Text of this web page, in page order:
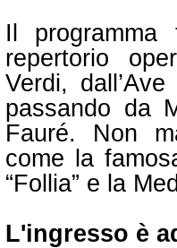
Il
repertorio
Verdi,
passando da
Fauré. Non
come la
“Follia” e la
L'ingresso è